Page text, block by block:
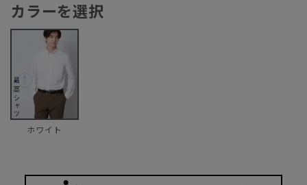
カラーを選択
ホワイト